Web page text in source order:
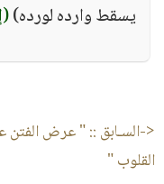
يسقط وارده لورده)
<-السـابق ::" عرض الفتن
القلوب "